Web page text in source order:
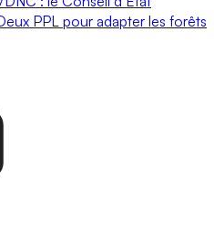
PPL pour adapter les forêts